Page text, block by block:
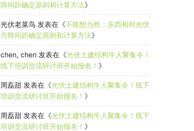
阵间距确定原则和计算方法》
光伏老菜鸟 发表在《不能想当然：东西相邻光伏
方阵间距确定原则和计算方法》
chen, chen 发表在《光伏土建结构牛人聚集令！
线下培训交流研讨班开始报名！ 》
周磊甜 发表在《光伏土建结构牛人聚集令！线下
培训交流研讨班开始报名！ 》
周磊甜 发表在《光伏土建结构牛人聚集令！线下
培训交流研讨班开始报名！ 》